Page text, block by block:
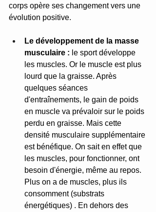
corps opère ses changement vers une
évolution positive.
Le développement de la masse
musculaire : le sport développe
les muscles. Or le muscle est plus
lourd que la graisse. Après
quelques séances
d'entraînements, le gain de poids
en muscle va prévaloir sur le poids
perdu en graisse. Mais cette
densité musculaire supplémentaire
est bénéfique. On sait en effet que
les muscles, pour fonctionner, ont
besoin d'énergie, même au repos.
Plus on a de muscles, plus ils
consomment (substrats
énergétiques) . En dehors des